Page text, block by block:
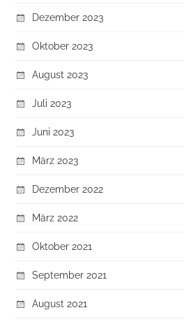
Dezember 2023
Oktober 2023
August 2023
Juli 2023
Juni 2023
März 2023
Dezember 2022
März 2022
Oktober 2021
September 2021
August 2021